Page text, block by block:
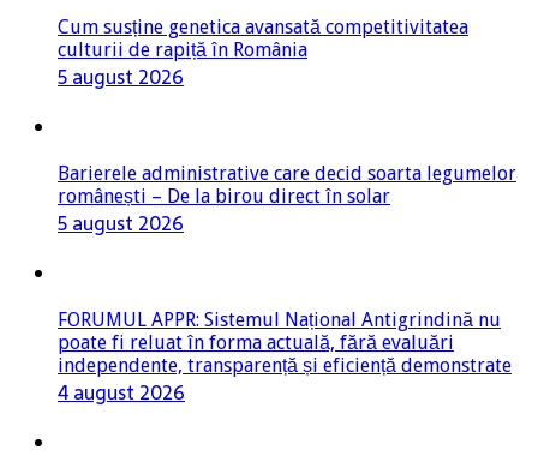
Cum susține genetica avansată competitivitatea
culturii de rapiță în România
5 august 2026
Barierele administrative care decid soarta legumelor
românești – De la birou direct în solar
5 august 2026
FORUMUL APPR: Sistemul Național Antigrindină nu
poate fi reluat în forma actuală, fără evaluări
independente, transparență și eficiență demonstrate
4 august 2026